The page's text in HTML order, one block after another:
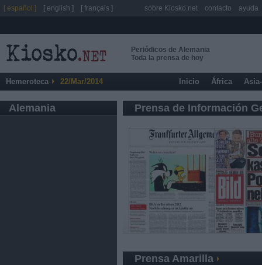
Periódicos de Alemania
Toda la prensa de hoy
Hemeroteca 22/Mar/2014 Inicio África
Alemania Prensa de Información
Prensa Amarilla
[ español ] [ english ] [ français ] sobre Kiosko.net contacto ayuda